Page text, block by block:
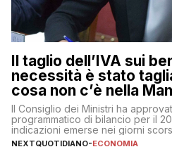
Il taglio dell’IVA sui
necessità è stato
cosa non c’è nella
Meloni
Il Consiglio dei Ministri ha
programmatico di bilancio per il
indicazioni emerse nei giorni
NEXTQUOTIDIANO-ECONOMIA